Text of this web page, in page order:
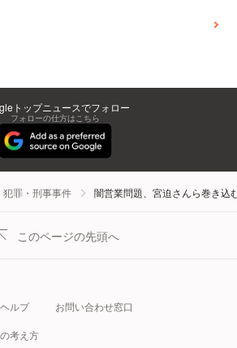
トップニュースでフォロー
フォローの仕方はこちら
犯罪・刑事事件 闇営業問題、宮迫さんら巻き
このページの先頭へ
ルプ お問い合わせ窓口
考え方